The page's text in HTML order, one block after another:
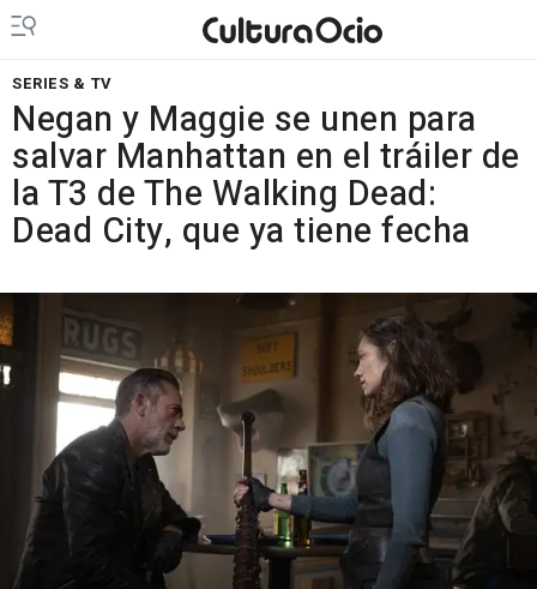
SERIES & TV
Negan y Maggie se unen para
salvar Manhattan en el tráiler de
la T3 de The Walking Dead:
Dead City, que ya tiene fecha